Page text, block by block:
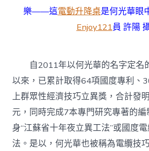
樂——這電動升降桌是何光華眼
Enjoy121員 許陽
自2011年以何光華的名字定名
以來，已累計取得64項國度專利、
上群眾性經濟技巧立異獎，合計發
元，同時完成7本專門研究專著的
身“江蘇省十年夜立異工法”或國度
法。是以，何光華也被稱為電纜技